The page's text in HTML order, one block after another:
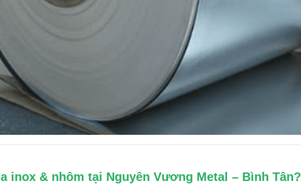
inox & nhôm tại Nguyên Vương Metal – Bình Tân?